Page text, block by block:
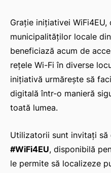
Grație inițiativei
municipalităților locale
beneficiază acum de
rețele Wi-Fi în diverse
inițiativă urmărește să
digitală într-o manieră
toată lumea.
Utilizatorii sunt invitați să
#WiFi4EU, disponibilă
le permite să localizeze